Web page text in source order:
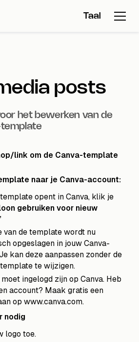
Taal
posts
het bewerken van de
link om de Canva-template
naar je Canva-account:
opent in Canva, klik je
gebruiken voor nieuw
van de template wordt nu
opgeslagen in jouw Canva-
kan deze aanpassen zonder de
te wijzigen.
moet ingelogd zijn op Canva. Heb
account? Maak gratis een
opwww.canva.com.
nodig
logo toe.